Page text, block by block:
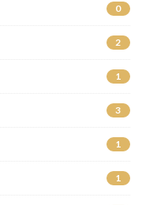
0
2
1
3
1
1